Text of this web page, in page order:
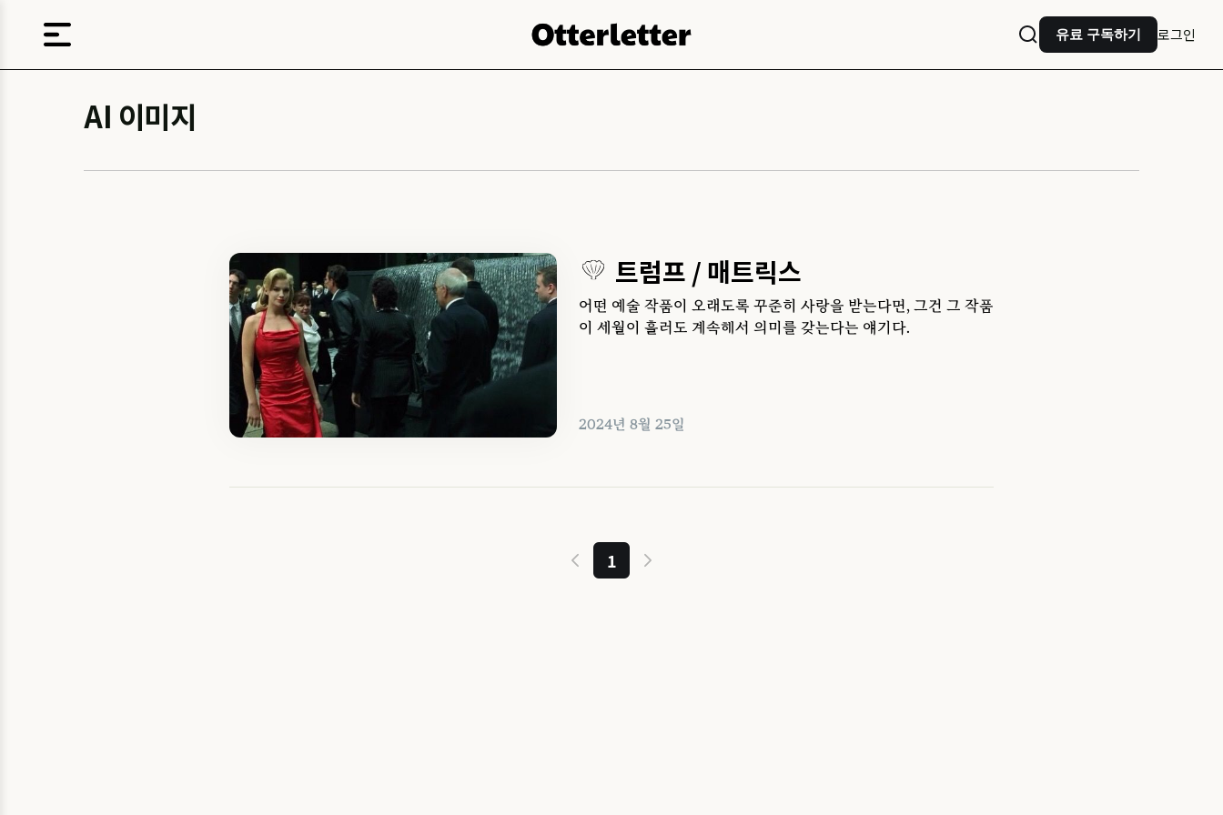
유료 구독하기 로그인
AI 이미지
트럼프 / 매트릭스
어떤 예술 작품이 오래도록 꾸준히 사랑을 받는다면, 그건 그 작품
이 세월이 흘러도 계속해서 의미를 갖는다는 얘기다.
2024년 8월 25일
1